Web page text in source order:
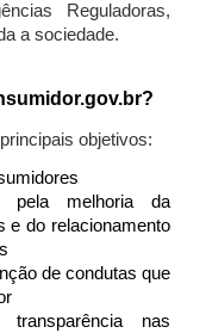
Reguladoras,
a sociedade.
objetivos:
pela melhoria da
e do relacionamento
de condutas que
nas